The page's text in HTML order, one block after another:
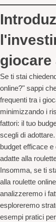
giocare
Se ti stai
online?" sappi
frequenti tra i
minimizzando i
fattori: il tuo
scegli di
budget efficace
adatte alla
Insomma, se ti
alla roulette
analizzeremo i
esploreremo
esempi pratici